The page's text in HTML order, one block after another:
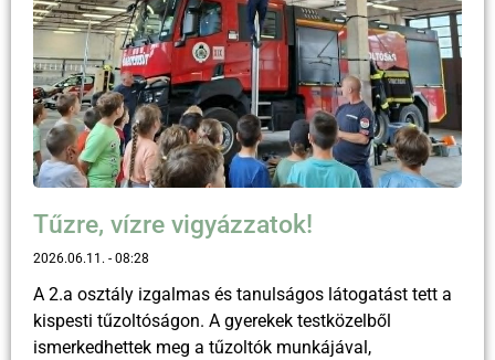
Tűzre, vízre vigyázzatok!
2026.06.11. 08:28
A 2.a osztály izgalmas és tanulságos látogatást tett a
kispesti tűzoltóságon. A gyerekek testközelből
ismerkedhettek meg a tűzoltók munkájával,